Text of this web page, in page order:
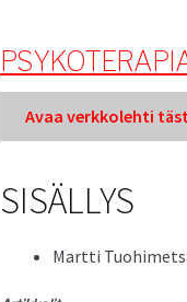
Avaa verkkole­hti
SISÄLLYS
Mart­ti